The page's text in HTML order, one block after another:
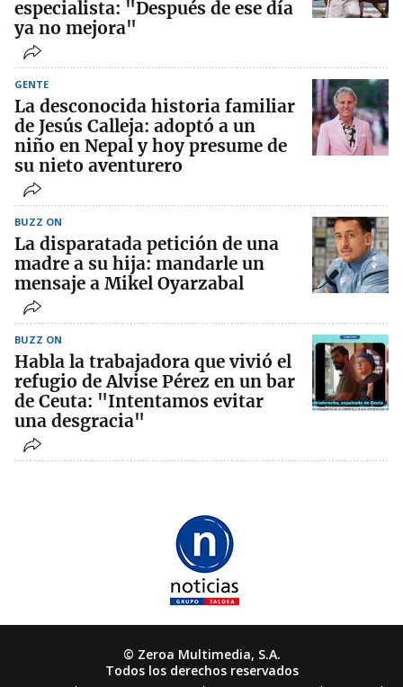
especialista: "Después de ese día
ya no mejora"
GENTE
La desconocida historia familiar
de Jesús Calleja: adoptó a un
niño en Nepal y hoy presume de
su nieto aventurero
BUZZ ON
La disparatada petición de una
madre a su hija: mandarle un
mensaje a Mikel Oyarzabal
BUZZ ON
Habla la trabajadora que vivió el
refugio de Alvise Pérez en un bar
de Ceuta: "Intentamos evitar
una desgracia"
© Zeroa Multimedia, S.A.
Todos los derechos reservados